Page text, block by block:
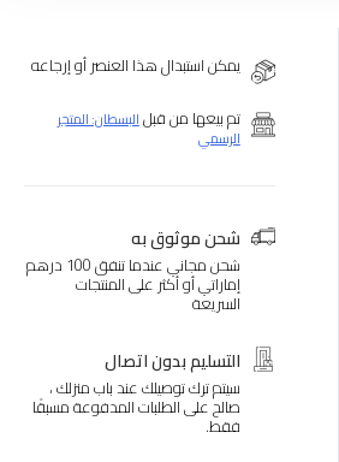
يمكن استبدال هذا العنصر أو إرجاعه
تم بيعها من قبل
البسطان: المتجر
الرسمي
شحن موثوق به
شحن مجاني عندما تنفق 100 درهم
إماراتي أو أكثر على المنتجات
السريعة
التسليم بدون اتصال
سيتم ترك توصيلك عند باب منزلك ،
صالح على الطلبات المدفوعة مسبقًا
فقط.